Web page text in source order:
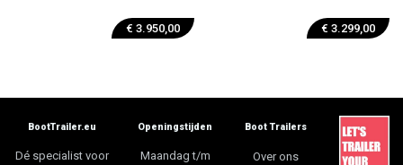
€ 3.950,00 € 3.299,00
BootTrailer.eu
Dé specialist voor
Openingstijden
Maandag t/m
Boot Trailers
Over ons